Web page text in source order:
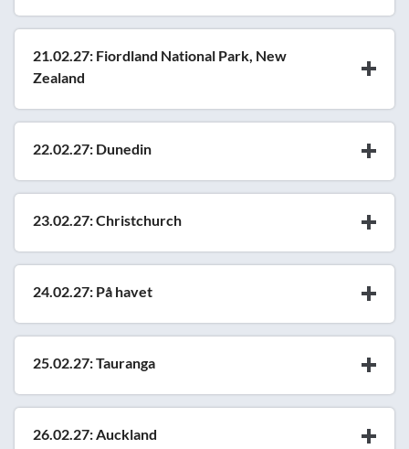
21.02.27: Fiordland National Park, New
Zealand
22.02.27: Dunedin
23.02.27: Christchurch
24.02.27: På havet
25.02.27: Tauranga
26.02.27: Auckland